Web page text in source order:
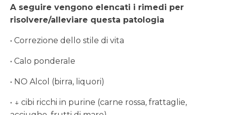
A seguire vengono elencati i rimedi per
risolvere/alleviare questa patologia
• Correzione dello stile di vita
• Calo ponderale
• NO Alcol (birra, liquori)
• ↓ cibi ricchi in purine (carne rossa, frattaglie,